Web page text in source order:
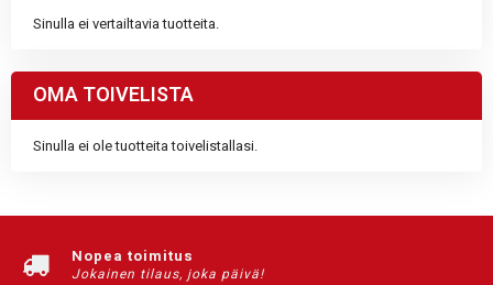
Sinulla ei vertailtavia tuotteita.
OMA TOIVELISTA
Sinulla ei ole tuotteita toivelistallasi.
Nopea toimitus
Jokainen tilaus, joka päivä!